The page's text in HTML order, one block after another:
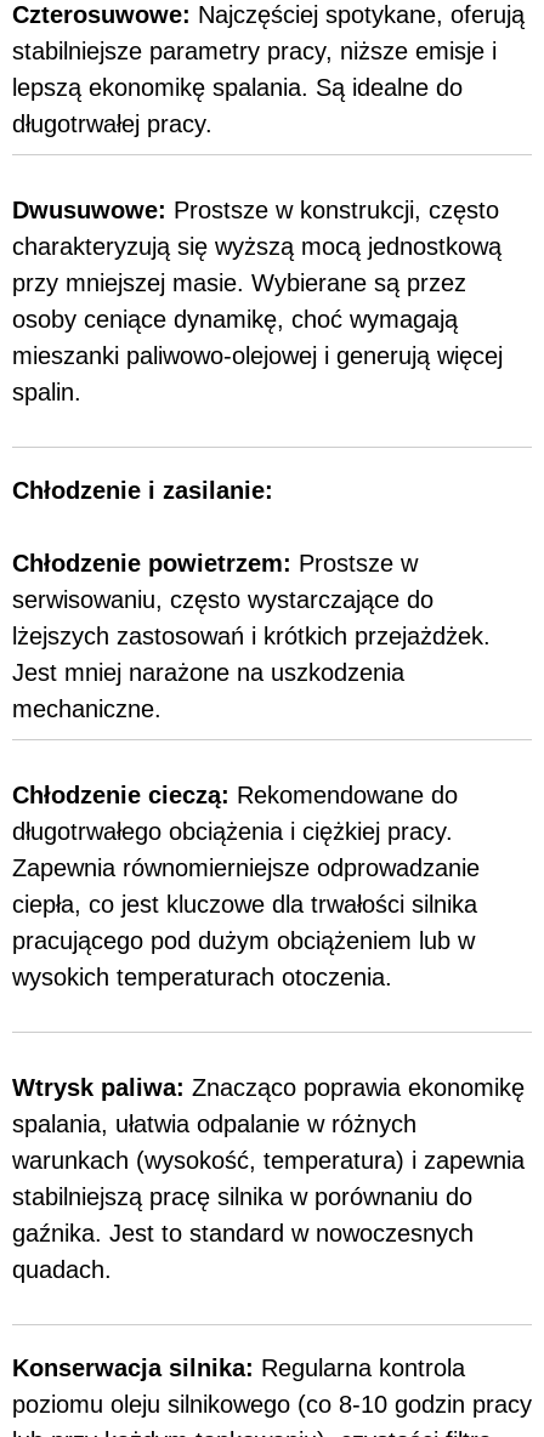
Czterosuwowe: Najczęściej spotykane, oferują
stabilniejsze parametry pracy, niższe emisje i
lepszą ekonomikę spalania. Są idealne do
długotrwałej pracy.
Dwusuwowe: Prostsze w konstrukcji, często
charakteryzują się wyższą mocą jednostkową
przy mniejszej masie. Wybierane są przez
osoby ceniące dynamikę, choć wymagają
mieszanki paliwowo-olejowej i generują więcej
spalin.
Chłodzenie i zasilanie:
Chłodzenie powietrzem: Prostsze w
serwisowaniu, często wystarczające do
lżejszych zastosowań i krótkich przejażdżek.
Jest mniej narażone na uszkodzenia
mechaniczne.
Chłodzenie cieczą: Rekomendowane do
długotrwałego obciążenia i ciężkiej pracy.
Zapewnia równomierniejsze odprowadzanie
ciepła, co jest kluczowe dla trwałości silnika
pracującego pod dużym obciążeniem lub w
wysokich temperaturach otoczenia.
Wtrysk paliwa: Znacząco poprawia ekonomikę
spalania, ułatwia odpalanie w różnych
warunkach (wysokość, temperatura) i zapewnia
stabilniejszą pracę silnika w porównaniu do
gaźnika. Jest to standard w nowoczesnych
quadach.
Konserwacja silnika: Regularna kontrola
poziomu oleju silnikowego (co 8-10 godzin pracy